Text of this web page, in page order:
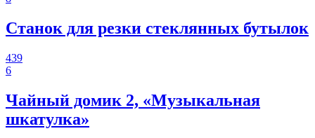
Станок для резки стеклянных бутылок
439
6
Чайный домик 2, «Музыкальная
шкатулка»